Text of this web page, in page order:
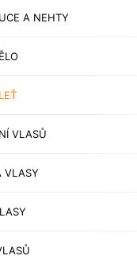
A NEHTY
VLASŮ
VLASY